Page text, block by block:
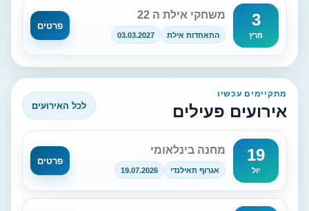
3
מרץ
משחקי אילת ה 22
התאחדות אילת 03.03.2027
פרטים
מתקיימים עכשיו
אירועים פעילים לכל האירועים
19
יול
מחנה בינלאומי
אגרוף תאילנדי 19.07.2026
פרטים